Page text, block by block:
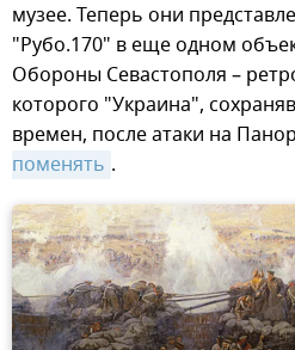
музее. Теперь они
"Рубо.170" в еще одном
Обороны Севастополя –
которого "Украина",
времен, после атаки на
поменять .